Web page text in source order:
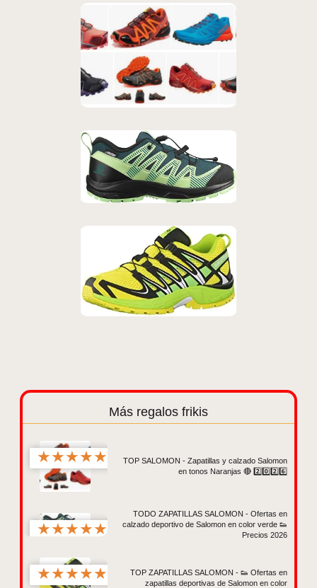
Más regalos frikis
★★★★★
TOP SALOMON - Zapatillas y calzado Salomon
en tonos Naranjas 🔴 2️⃣0️⃣2️⃣6️⃣
★★★★★
TODO ZAPATILLAS SALOMON - Ofertas en
calzado deportivo de Salomon en color verde 👟
Precios 2026
★★★★★
TOP ZAPATILLAS SALOMON - 👟 Ofertas en
zapatillas deportivas de Salomon en color